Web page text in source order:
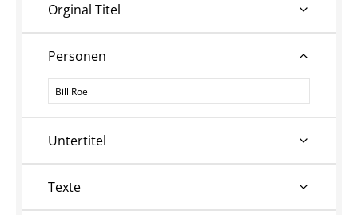
Orginal Titel
Personen
Personen
Untertitel
Texte